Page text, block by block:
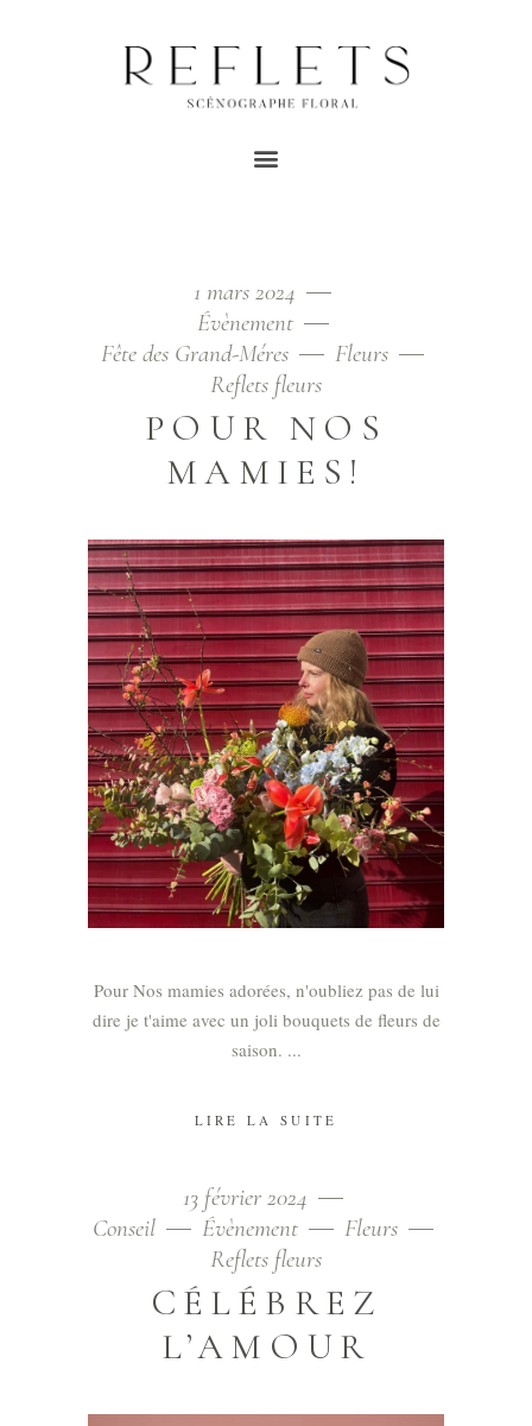
1 mars 2024
Évènement
Fête des Grand-Méres
Fleurs
Reflets fleurs
POUR NOS
MAMIES!
Pour Nos mamies adorées, n'oubliez pas de lui
dire je t'aime avec un joli bouquets de fleurs de
saison.
LIRE LA SUITE
13 février 2024
Conseil
Évènement
Fleurs
Reflets fleurs
CÉLÉBREZ
L’AMOUR